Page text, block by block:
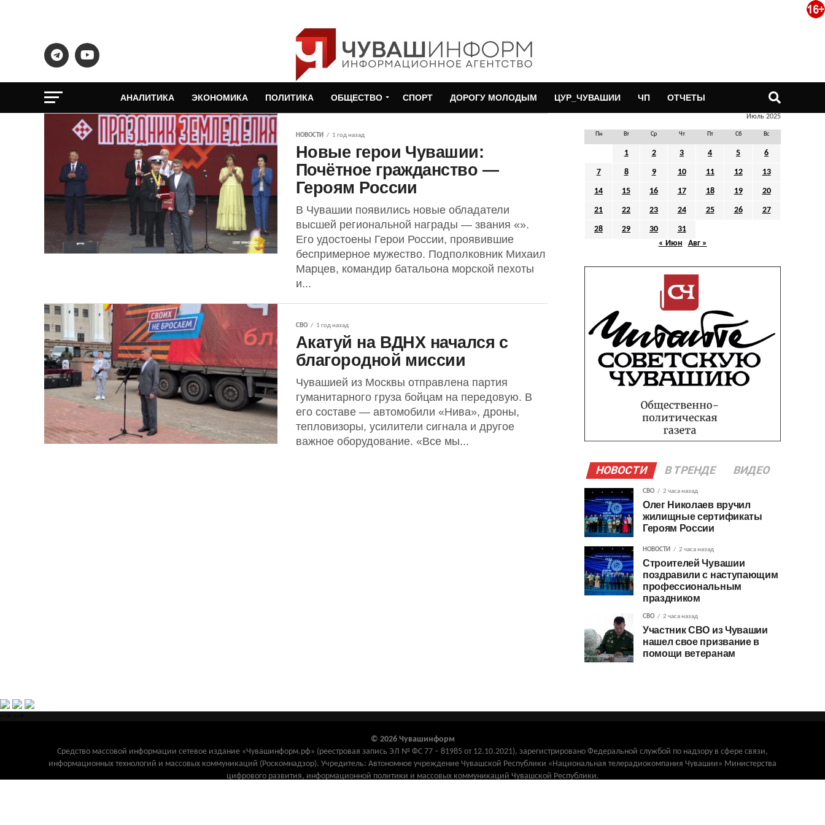
АНАЛИТИКА ЭКОНОМИКА ПОЛИТИКА ОБЩЕСТВО СПОРТ ДОРОГУ МОЛОДЫМ ЦУР_ЧУВАШИИ ЧП ОТЧЕТЫ
НОВОСТИ 1 год назад
Новые герои Чувашии:
Почётное гражданство —
Героям России
В Чувашии появились новые обладатели
высшей региональной награды — звания «».
Его удостоены Герои России, проявившие
беспримерное мужество. Подполковник Михаил
Марцев, командир батальона морской пехоты
и...
СВО 1 год назад
Акатуй на ВДНХ начался с
благородной миссии
Чувашией из Москвы отправлена партия
гуманитарного груза бойцам на передовую. В
его составе — автомобили «Нива», дроны,
тепловизоры, усилители сигнала и другое
важное оборудование. «Все мы...
Июль 2025
Пн Вт Ср Чт Пт Сб Вс
1 2 3 4 5 6
7 8 9 10 11 12 13
14 15 16 17 18 19 20
21 22 23 24 25 26 27
28 29 30
31
« Июн
Авг »
НОВОСТИ В ТРЕНДЕ ВИДЕО
СВО 2 часа назад
Олег Николаев вручил
жилищные сертификаты
Героям России
НОВОСТИ 2 часа назад
Строителей Чувашии
поздравили с наступающим
профессиональным
праздником
СВО 2 часа назад
Участник СВО из Чувашии
нашел свое призвание в
помощи ветеранам
© 2026 Чувашинформ
Средство массовой информации сетевое издание «Чувашинформ.рф» (реестровая запись ЭЛ № ФС 77 – 81985 от 12.10.2021), зарегистрировано Федеральной службой по надзору в сфере связи,
информационных технологий и массовых коммуникаций (Роскомнадзор). Учредитель: Автономное учреждение Чувашской Республики «Национальная телерадиокомпания Чувашии» Министерства
цифрового развития, информационной политики и массовых коммуникаций Чувашской Республики.